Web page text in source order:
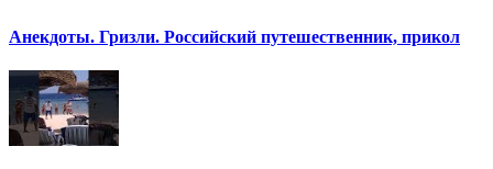
Анекдоты. Гризли. Российский путешественник, прикол